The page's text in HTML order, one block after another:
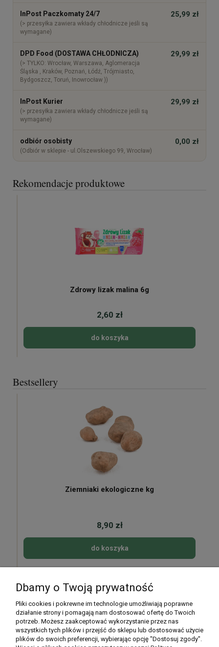
InPost Paczkomaty 24/7
(> przesyłka zawiera wkłady chłodnicze jeśli są
wymagane)
25,99 zł
DPD Food (DOSTAWA CHŁODNICZA)
(> TYLKO: Wrocław, Warszawa, Aglomeracja
Śląska , Kraków, Poznań, Łódź, Trójmiasto,
Bydgoszcz, Toruń, Inowrocław ))
29,99 zł
InPost Kurier
(> przesyłka zawiera wkłady chłodnicze jeśli są
wymagane)
29,99 zł
odbiór osobisty
(Odbiór w sklepie - ul.Olszewskiego 99, Wrocław)
0,00 zł
Rekomendacje produktowe
Zdrowy lizak malina 6g
2,60 zł
do koszyka
Bestsellery
Ziemniaki ekologiczne kg
8,90 zł
do koszyka
Moje konto
Dbamy o Twoją prywatność
Pliki cookies i pokrewne im technologie umożliwiają poprawne
działanie strony i pomagają nam dostosować ofertę do Twoich
potrzeb. Możesz zaakceptować wykorzystanie przez nas
wszystkich tych plików i przejść do sklepu lub dostosować użycie
plików do swoich preferencji, wybierając opcję "Dostosuj zgody".